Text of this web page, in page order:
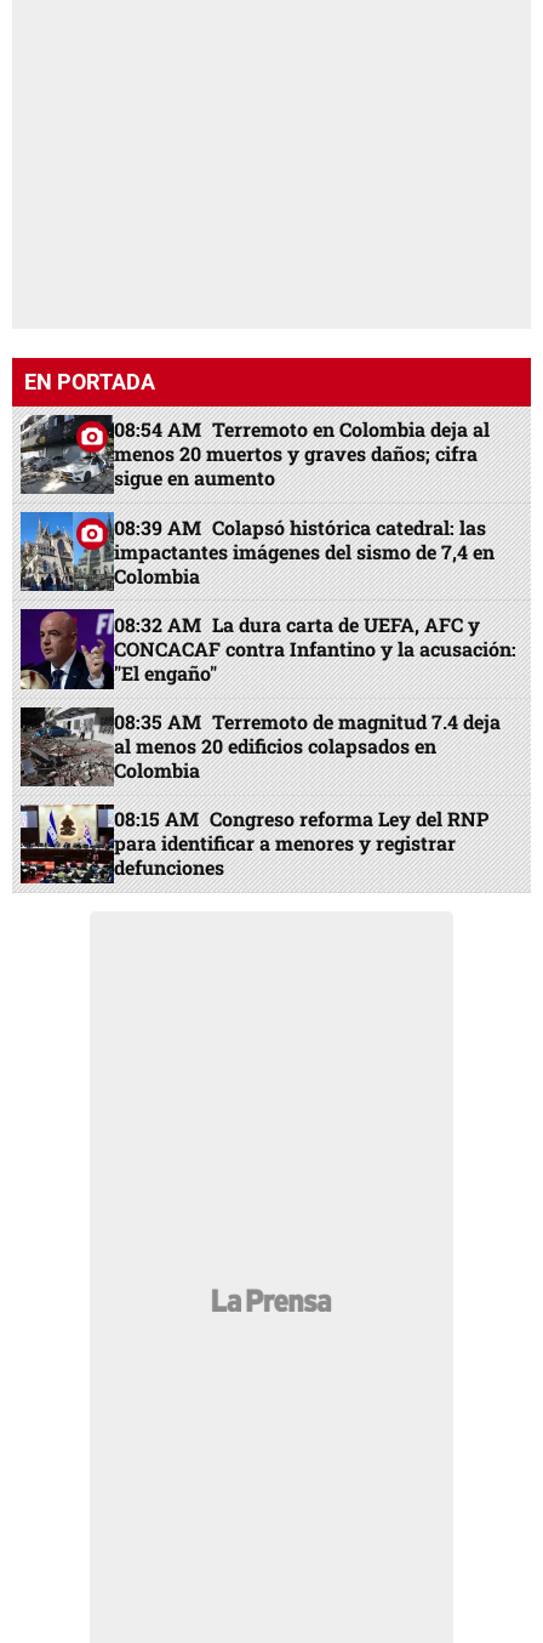
EN PORTADA
08:54 AM Terremoto en Colombia deja al
menos 20 muertos y graves daños; cifra
sigue en aumento
08:39 AM Colapsó histórica catedral: las
impactantes imágenes del sismo de 7,4 en
Colombia
08:32 AM La dura carta de UEFA, AFC y
CONCACAF contra Infantino y la acusación:
"El engaño"
08:35 AM Terremoto de magnitud 7.4 deja
al menos 20 edificios colapsados en
Colombia
08:15 AM Congreso reforma Ley del RNP
para identificar a menores y registrar
defunciones